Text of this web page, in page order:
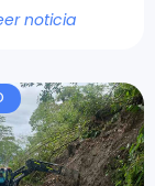
noticia